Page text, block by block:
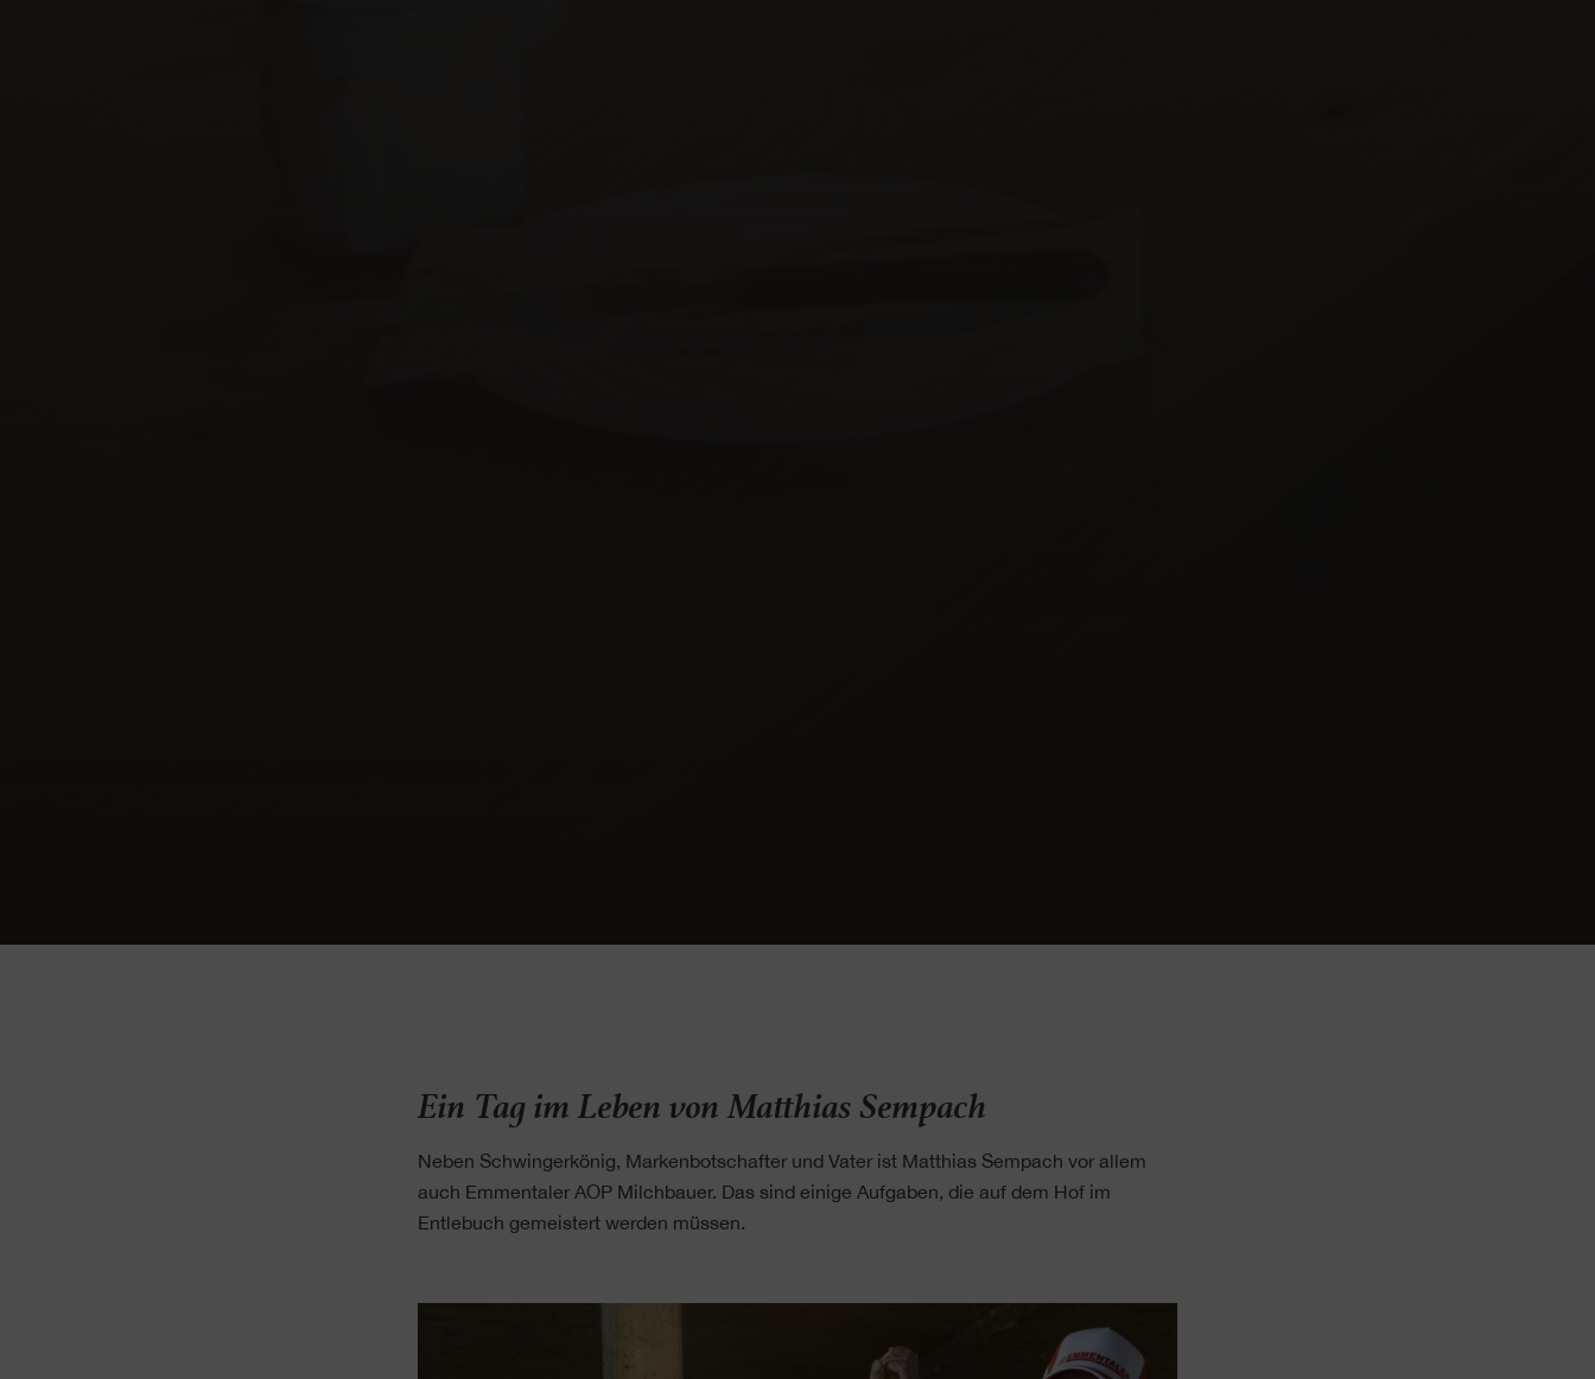
Ein Tag im Leben von Matthias Sempach
Neben Schwingerkönig, Markenbotschafter und Vater ist Matthias Sempach vor allem
auch Emmentaler AOP Milchbauer. Das sind einige Aufgaben, die auf dem Hof im
Entlebuch gemeistert werden müssen.